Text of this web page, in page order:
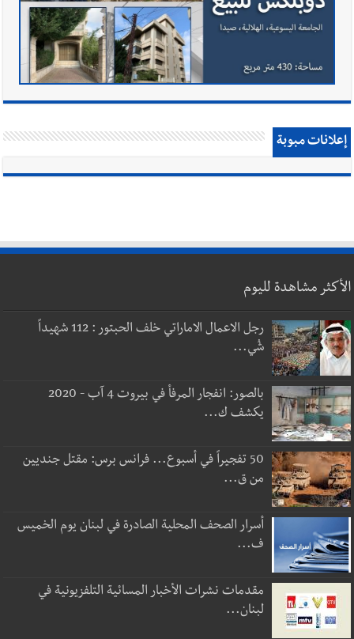
إعلانات مبوبة
الأكثر مشاهدة لليوم
رجل الاعمال الاماراتي خلف الحبتور : 112 شهيداً
شُي...
بالصور: انفجار المرفأ في بيروت 4 آب - 2020
يكشف ك...
50 تفجيراً في أسبوع... فرانس برس: مقتل جنديين
من ق...
أسرار الصحف المحلية الصادرة في لبنان يوم الخميس
ف...
مقدمات نشرات الأخبار المسائية التلفزيونية في
لبنان...